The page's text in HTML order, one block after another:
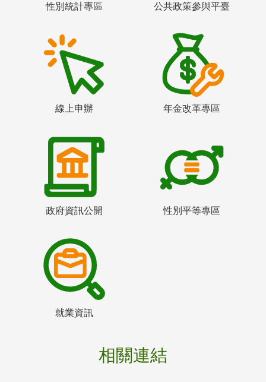
性別統計專區 公共政策參與平臺
線上申辦 年金改革專區
政府資訊公開 性別平等專區
就業資訊
相關連結